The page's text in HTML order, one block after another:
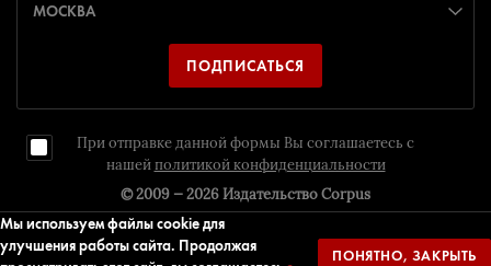
ПОДПИСАТЬСЯ
При отправке данной формы Вы соглашаетесь с
нашей политикой конфиденциальности
© 2009 — 2026 Издательство Corpus
Дизайн и разрaботка Издательство Corpus
Мы используем файлы cookie для
улучшения работы сайта. Продолжая
ПОНЯТНО, ЗАКРЫТЬ